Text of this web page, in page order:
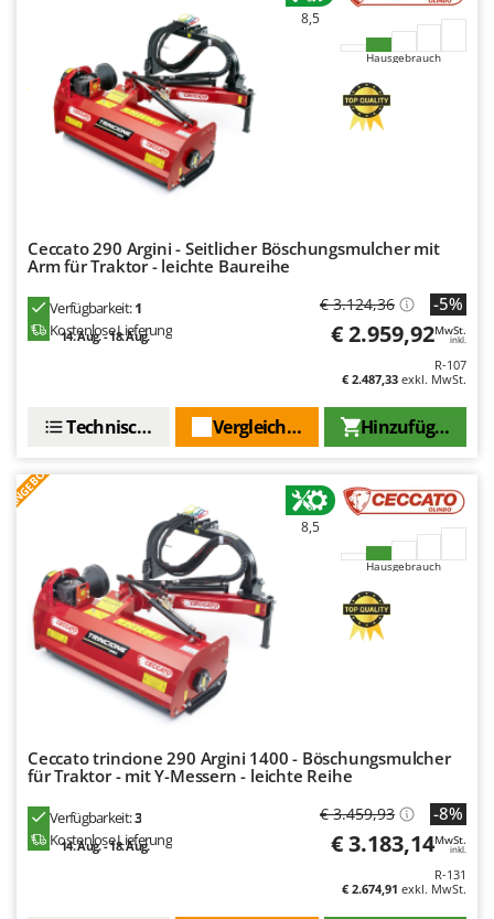
8,5
Hausgebrauch
Ceccato 290 Argini - Seitlicher Böschungsmulcher mit
Arm für Traktor - leichte Baureihe
Verfügbarkeit:1
Kostenlose Lieferung
14. Aug. - 18. Aug.
€ 3.124,36 -5%
€ 2.959,92MwSt.
inkl.
R-107
€ 2.487,33 exkl. MwSt.
Hinzufügen
Vergleichen Sie
Technische Daten
ANGEBOT
8,5
Hausgebrauch
Ceccato trincione 290 Argini 1400 - Böschungsmulcher
für Traktor - mit Y-Messern - leichte Reihe
Verfügbarkeit:3
Kostenlose Lieferung
14. Aug. - 18. Aug.
€ 3.459,93 -8%
€ 3.183,14MwSt.
inkl.
R-131
€ 2.674,91 exkl. MwSt.